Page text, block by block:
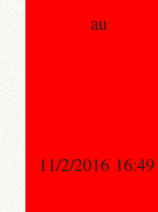
au
11/2/2016 16:49